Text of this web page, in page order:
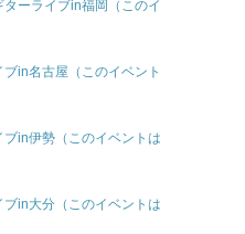
ーライブin福岡（このイ
in名古屋（このイベント
in伊勢（このイベントは
in大分（このイベントは